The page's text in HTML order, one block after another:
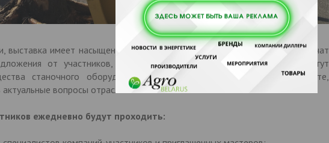
выставка имеет насыщеннуюДЕЛОВУЮ ПРОГРАММУ. Посетители получат
от участников, бесплатные консультации специалистов; смогут
станочного оборудования, которое продемонстрируют в работе,
вопросы отрасли.
ежедневно будут проходить: